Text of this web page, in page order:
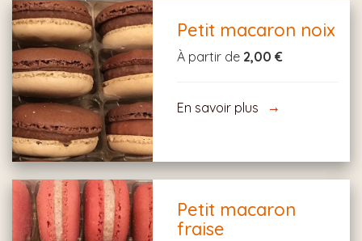
Petit macaron noix
À partir de 2,00 €
En savoir plus
Petit macaron
fraise